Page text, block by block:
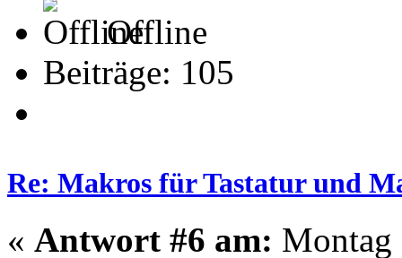
Offline
Beiträge: 105
Re: Makros für Tastatur und
« Antwort #6 am: Montag